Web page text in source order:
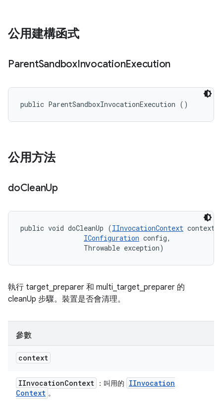
公用建構函式
ParentSandboxInvocationExecution
public ParentSandboxInvocationExecution ()
公用方法
doCleanUp
public void doCleanUp (IInvocationContext
IConfiguration config,
                Throwable exception)
執行 target_preparer 和 multi_target_preparer 的
cleanUp 步驟。裝置是否會清理。
參數
context
IInvocationContext ：叫用的
IInvocation
Context 。